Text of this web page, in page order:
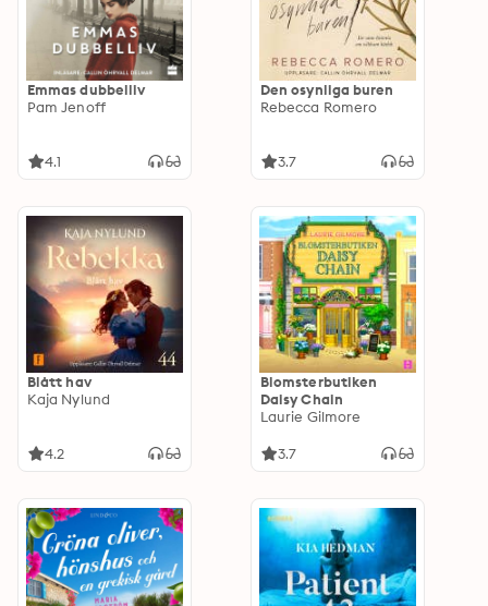
Emmas dubbelliv
Pam Jenoff
4.1
Den osynliga buren
Rebecca Romero
3.7
Blått hav
Kaja Nylund
4.2
Blomsterbutiken
Daisy Chain
Laurie Gilmore
3.7